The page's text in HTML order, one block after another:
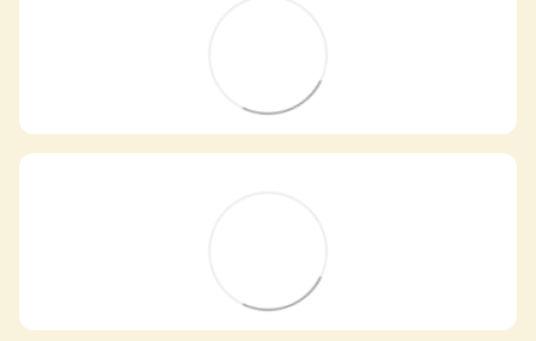
доставити у вибраний
магазин і забрати у зручний час 💚